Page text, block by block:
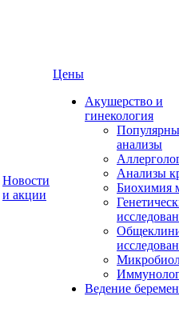
Новости
и акции
Цены
Акушерство и
гинекология
анализы
Анализы
Биохимия
Ведение